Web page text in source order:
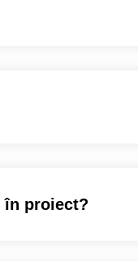
în proiect?